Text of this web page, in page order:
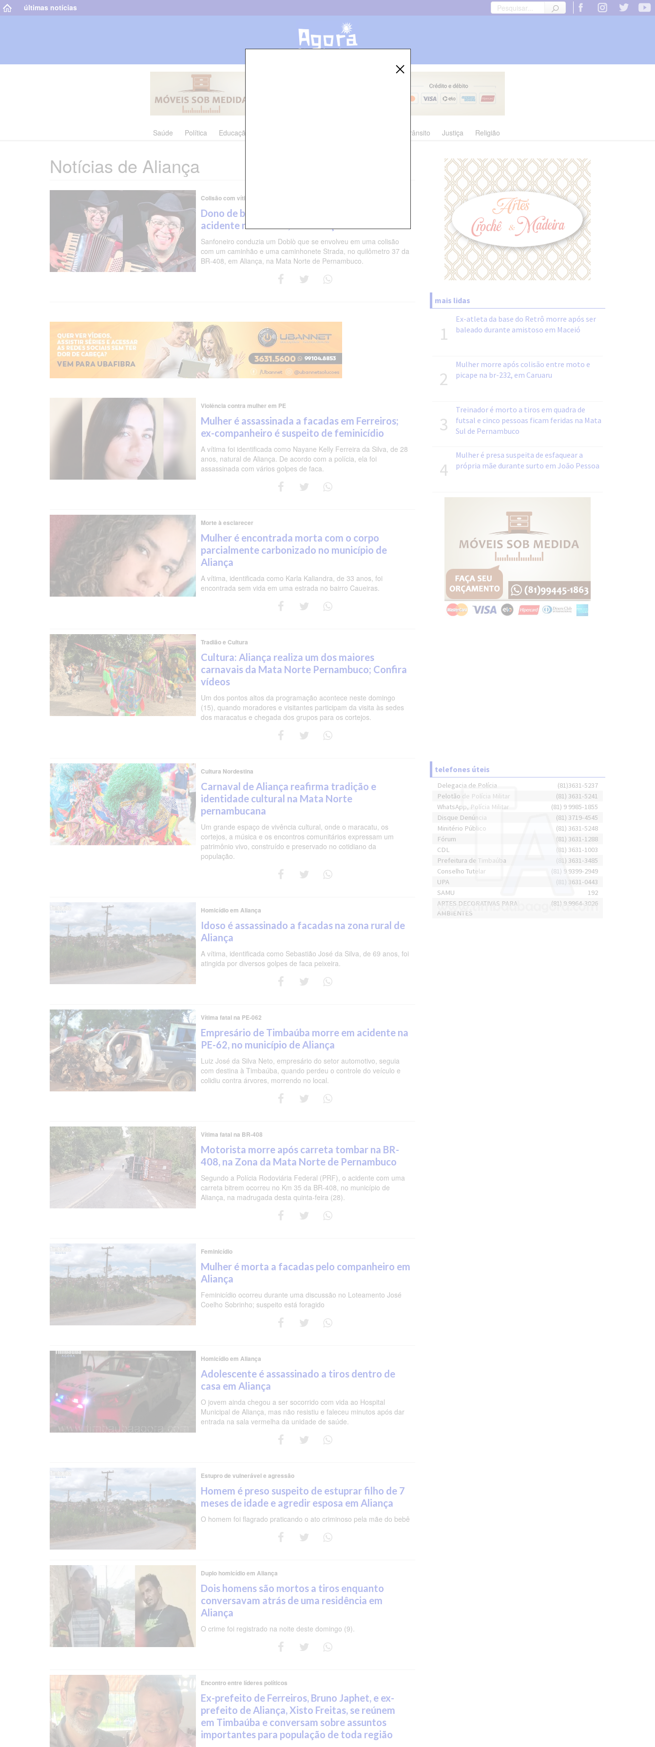
últimas notícias
Saúde Política Educação Trânsito Justiça Religião
Notícias de Aliança
Colisão com vítima fatal na BR-408
Dono de banda de forró morre em grave
acidente na BR-408, em Aliança
Sanfoneiro conduzia um Doblò que se envolveu em uma colisão
com um caminhão e uma caminhonete Strada, no quilômetro 37 da
BR-408, em Aliança, na Mata Norte de Pernambuco.
Violência contra mulher em PE
Mulher é assassinada a facadas em Ferreiros;
ex-companheiro é suspeito de feminicídio
A vítima foi identificada como Nayane Kelly Ferreira da Silva, de 28
anos, natural de Aliança. De acordo com a polícia, ela foi
assassinada com vários golpes de faca.
Morte à esclarecer
Mulher é encontrada morta com o corpo
parcialmente carbonizado no município de
Aliança
A vítima, identificada como Karla Kaliandra, de 33 anos, foi
encontrada sem vida em uma estrada no bairro Caueiras.
Tradião e Cultura
Cultura: Aliança realiza um dos maiores
carnavais da Mata Norte Pernambuco; Confira
vídeos
Um dos pontos altos da programação acontece neste domingo
(15), quando moradores e visitantes participam da visita às sedes
dos maracatus e chegada dos grupos para os cortejos.
Cultura Nordestina
Carnaval de Aliança reafirma tradição e
identidade cultural na Mata Norte
pernambucana
Um grande espaço de vivência cultural, onde o maracatu, os
cortejos, a música e os encontros comunitários expressam um
patrimônio vivo, construído e preservado no cotidiano da
população.
Homicídio em Aliança
Idoso é assassinado a facadas na zona rural de
Aliança
A vítima, identificada como Sebastião José da Silva, de 69 anos, foi
atingida por diversos golpes de faca peixeira.
Vítima fatal na PE-062
Empresário de Timbaúba morre em acidente na
PE-62, no município de Aliança
Luiz José da Silva Neto, empresário do setor automotivo, seguia
com destina à Timbaúba, quando perdeu o controle do veículo e
colidiu contra árvores, morrendo no local.
Vítima fatal na BR-408
Motorista morre após carreta tombar na BR-
408, na Zona da Mata Norte de Pernambuco
Segundo a Polícia Rodoviária Federal (PRF), o acidente com uma
carreta bitrem ocorreu no Km 35 da BR-408, no município de
Aliança, na madrugada desta quinta-feira (28).
Feminicídio
Mulher é morta a facadas pelo companheiro em
Aliança
Feminicídio ocorreu durante uma discussão no Loteamento José
Coelho Sobrinho; suspeito está foragido
Homicídio em Aliança
Adolescente é assassinado a tiros dentro de
casa em Aliança
O jovem ainda chegou a ser socorrido com vida ao Hospital
Municipal de Aliança, mas não resistiu e faleceu minutos após dar
entrada na sala vermelha da unidade de saúde.
Estupro de vulnerável e agressão
Homem é preso suspeito de estuprar filho de 7
meses de idade e agredir esposa em Aliança
O homem foi flagrado praticando o ato criminoso pela mãe do bebê
Duplo homicídio em Aliança
Dois homens são mortos a tiros enquanto
conversavam atrás de uma residência em
Aliança
O crime foi registrado na noite deste domingo (9).
Encontro entre líderes políticos
Ex-prefeito de Ferreiros, Bruno Japhet, e ex-
prefeito de Aliança, Xisto Freitas, se reúnem
em Timbaúba e conversam sobre assuntos
importantes para população de toda região
mais lidas
1
Ex-atleta da base do Retrô morre após ser
baleado durante amistoso em Maceió
2
Mulher morre após colisão entre moto e
picape na br-232, em Caruaru
3
Treinador é morto a tiros em quadra de
futsal e cinco pessoas ficam feridas na Mata
Sul de Pernambuco
4
Mulher é presa suspeita de esfaquear a
própria mãe durante surto em João Pessoa
telefones úteis
Delegacia de Polícia
(81)3631-5237
Pelotão de Polícia Militar
(81) 3631-5241
WhatsApp, Polícia Militar
(81) 9 9985-1855
Disque Denúncia
(81) 3719-4545
Minitério Público
(81) 3631-5248
Fórum
(81) 3631-1288
CDL
(81) 3631-1003
Prefeitura de Timbaúba
(81) 3631-3485
Conselho Tutelar
(81) 9 9399-2949
UPA
(81) 3631-0443
SAMU
192
ARTES DECORATIVAS PARA
AMBIENTES
(81) 9 9964-3026